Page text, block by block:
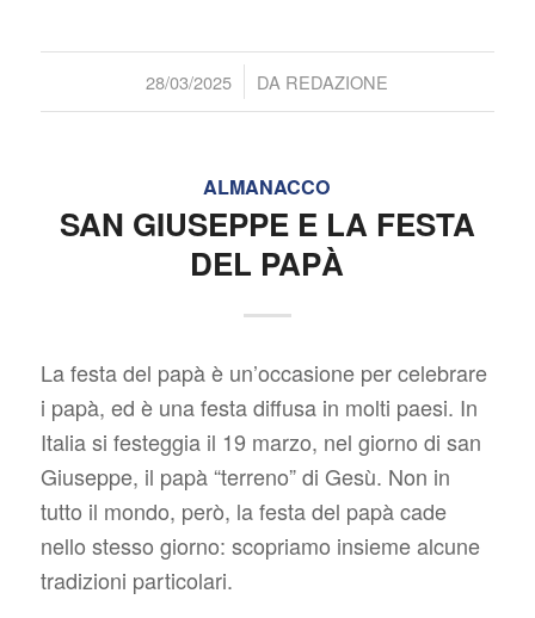
28/03/2025
/ DA REDAZIONE
ALMANACCO
SAN GIUSEPPE E LA FESTA
DEL PAPÀ
La festa del papà è un’occasione per celebrare
i papà, ed è una festa diffusa in molti paesi. In
Italia si festeggia il 19 marzo, nel giorno di san
Giuseppe, il papà “terreno” di Gesù. Non in
tutto il mondo, però, la festa del papà cade
nello stesso giorno: scopriamo insieme alcune
tradizioni particolari.